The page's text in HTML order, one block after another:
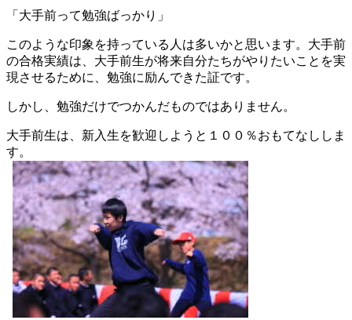
大
手
前
松
学
ロ
グ
イ
ン
「大手前って勉強ばっかり」
このような印象を持っている人は多いかと思います。大手前
の合格実績は、大手前生が将来自分たちがやりたいことを実
現させるために、勉強に励んできた証です。
しかし、勉強だけでつかんだものではありません。
大手前生は、新入生を歓迎しようと１００％おもてなししま
す。